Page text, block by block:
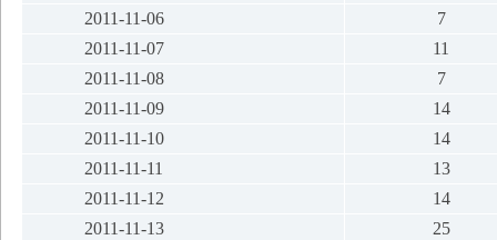
2011-11-06
7
2011-11-07
11
2011-11-08
7
2011-11-09
14
2011-11-10
14
2011-11-11
13
2011-11-12
14
2011-11-13
25